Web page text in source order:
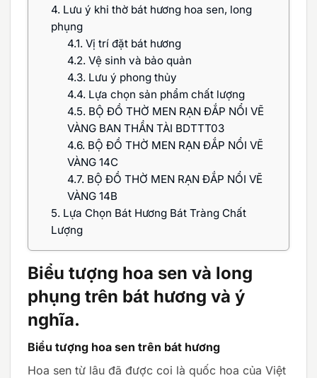
4. Lưu ý khi thờ bát hương hoa sen, long
phụng
4.1. Vị trí đặt bát hương
4.2. Vệ sinh và bảo quản
4.3. Lưu ý phong thủy
4.4. Lựa chọn sản phẩm chất lượng
4.5. BỘ ĐỒ THỜ MEN RẠN ĐẮP NỔI VẼ
VÀNG BAN THẦN TÀI BDTTT03
4.6. BỘ ĐỒ THỜ MEN RẠN ĐẮP NỔI VẼ
VÀNG 14C
4.7. BỘ ĐỒ THỜ MEN RẠN ĐẮP NỔI VẼ
VÀNG 14B
5. Lựa Chọn Bát Hương Bát Tràng Chất
Lượng
Biểu tượng hoa sen và long
phụng trên bát hương và ý
nghĩa.
Biểu tượng hoa sen trên bát hương
Hoa sen từ lâu đã được coi là quốc hoa của Việt